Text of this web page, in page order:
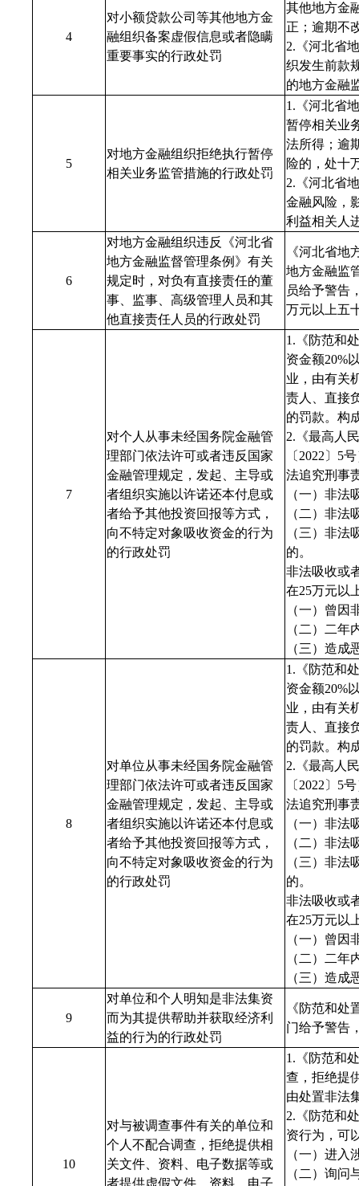
4
对小额贷款公司等其他地方金
融组织备案虚假信息或者隐瞒
重要事实的行政处罚
其他地方金
正；逾期不
2.《河北省
织发生前款
的地方金融
5
对地方金融组织拒绝执行暂停
相关业务监管措施的行政处罚
1.《河北省
暂停相关业
法所得；逾
险的，处十
2.《河北省
金融风险，
利益相关人
6
对地方金融组织违反《河北省
地方金融监督管理条例》有关
规定时，对负有直接责任的董
事、监事、高级管理人员和其
他直接责任人员的行政处罚
《河北省
地方金融监
员给予警告
万元以上五
7
对个人从事未经国务院金融管
理部门依法许可或者违反国家
金融管理规定，发起、主导或
者组织实施以许诺还本付息或
者给予其他投资回报等方式，
向不特定对象吸收资金的行为
的行政处罚
1.《防范和
资金额20%
业，由有关
责人、直接
的罚款。构
2.《最高人
〔 2022 〕 5
法追究刑事
（一）非法
（二）非法
（三）非
的。
非法吸收或
在25万元以
（一）曾因
（二）二年
（三）造成
8
对单位从事未经国务院金融管
理部门依法许可或者违反国家
金融管理规定，发起、主导或
者组织实施以许诺还本付息或
者给予其他投资回报等方式，
向不特定对象吸收资金的行为
的行政处罚
1.《防范和
资金额20%
业，由有关
责人、直接
的罚款。构
2.《最高人
〔 2022 〕 5
法追究刑事
（一）非法
（二）非法
（三）非
的。
非法吸收或
在25万元以
（一）曾因
（二）二年
（三）造成
9
对单位和个人明知是非法集资
而为其提供帮助并获取经济利
益的行为的行政处罚
《防范和
门给予警告
10
对与被调查事件有关的单位和
个人不配合调查，拒绝提供相
关文件、资料、电子数据等或
者提供虚假文件、资料、电子
1.《防范和
查，拒绝提
由处置非法
2.《防范和
资行为，可
（一）进入
（二）询